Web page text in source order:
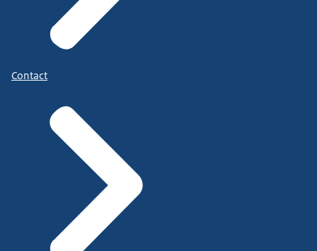
Contact